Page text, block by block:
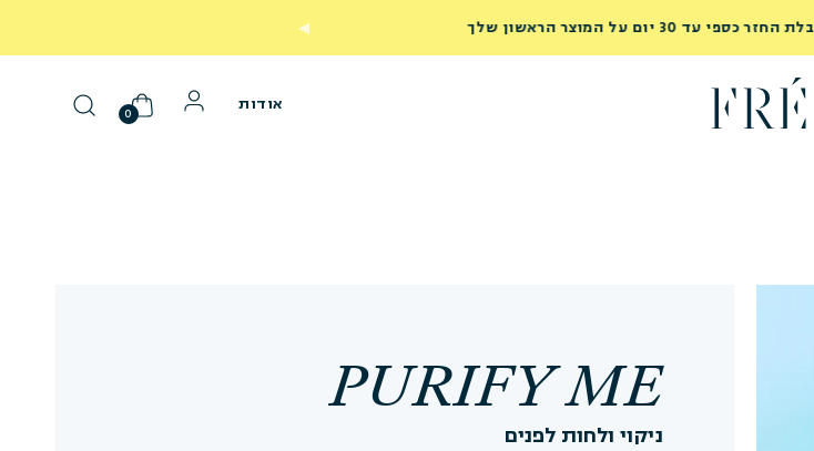
איסוף בכל הזמנה מעל ₪249
מעל ₪299
לרכישה
אודות 0
PURIFY ME
ניקוי ולחות לפנים